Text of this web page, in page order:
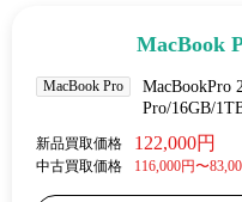
MacBook
MacBook Pro
MacBookPro
Pro/16GB/
新品買取価格 122,000円
中古買取価格 116,000円〜